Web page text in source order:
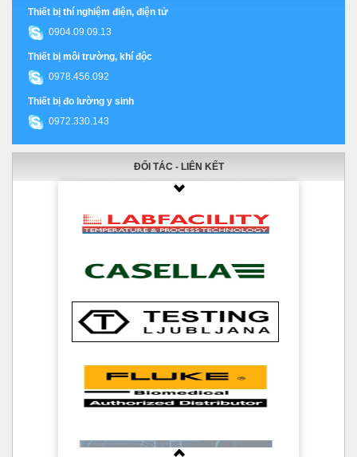
Thiết bị thí nghiệm điện, điện tử
0904.09.09.13
Thiết bị môi trường, khí độc
0978.456.092
Thiết bị đo lường y sinh
0972.330.143
ĐỐI TÁC - LIÊN KẾT